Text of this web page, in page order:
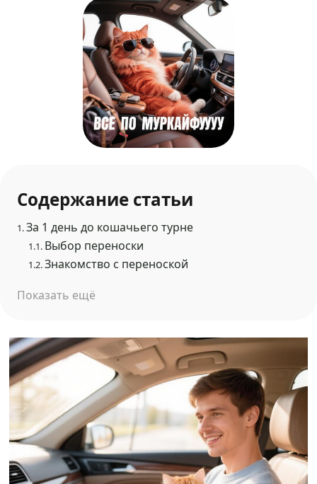
Содержание статьи
1.За 1 день до кошачьего турне
1.1. Выбор переноски
1.2.Знакомство с переноской
Показать ещё